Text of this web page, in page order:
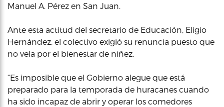
Manuel A. Pérez en San Juan.
Ante esta actitud del secretario de Educación, Eligio
Hernández, el colectivo exigió su renuncia puesto que
no vela por el bienestar de niñez.
“Es imposible que el Gobierno alegue que está
preparado para la temporada de huracanes cuando
ha sido incapaz de abrir y operar los comedores